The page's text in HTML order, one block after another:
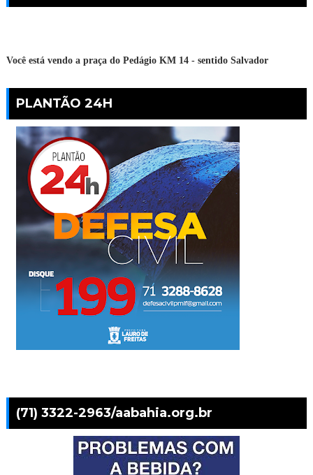
Você está vendo a praça do Pedágio KM 14 - sentido Salvador
PLANTÃO 24H
(71) 3322-2963/aabahia.org.br